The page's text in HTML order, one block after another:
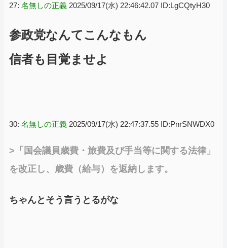
27: 名無しの正義 2025/09/17(水) 22:46:42.07 ID:LgCQtyH30
参政党なんてこんなもん
信者も目覚ませよ
30: 名無しの正義 2025/09/17(水) 22:47:37.55 ID:PnrSNWDX0
>「国会議員歳費・旅費及び手当等に関する法律」
を改正し、歳費（給与）を返納します。
ちゃんとそう言うとるがな